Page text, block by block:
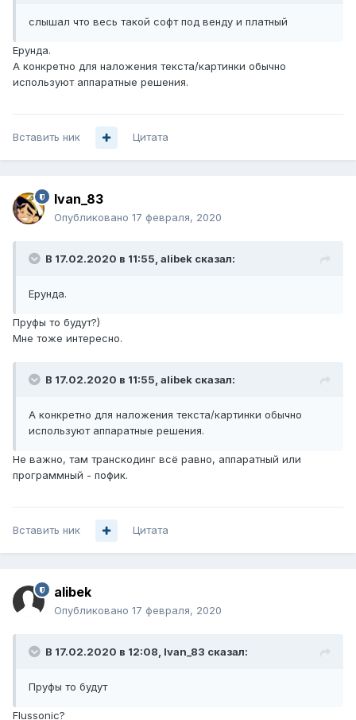
слышал что весь такой софт под венду и платный
Ерунда.
А конкретно для наложения текста/картинки обычно
используют аппаратные решения.
Вставить ник Цитата
Ivan_83
Опубликовано 17 февраля, 2020
В 17.02.2020 в 11:55, alibek сказал:
Ерунда.
Пруфы то будут?)
Мне тоже интересно.
В 17.02.2020 в 11:55, alibek сказал:
А конкретно для наложения текста/картинки обычно
используют аппаратные решения.
Не важно, там транскодинг всё равно, аппаратный или
программный - пофик.
Вставить ник Цитата
alibek
Опубликовано 17 февраля, 2020
В 17.02.2020 в 12:08, Ivan_83 сказал:
Пруфы то будут
Flussonic?